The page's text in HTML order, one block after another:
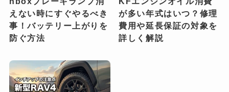
えない時にすぐやるべき
事！バッテリー上がりを
防ぐ方法
が多い年式はいつ？修理
費用や延長保証の対象を
詳しく解説